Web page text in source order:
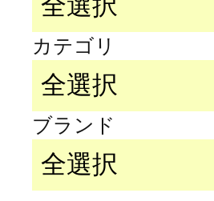
カテゴリ
ブランド